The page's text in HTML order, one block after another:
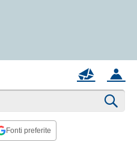
ACCOUNT
MAIL
Fonti preferite